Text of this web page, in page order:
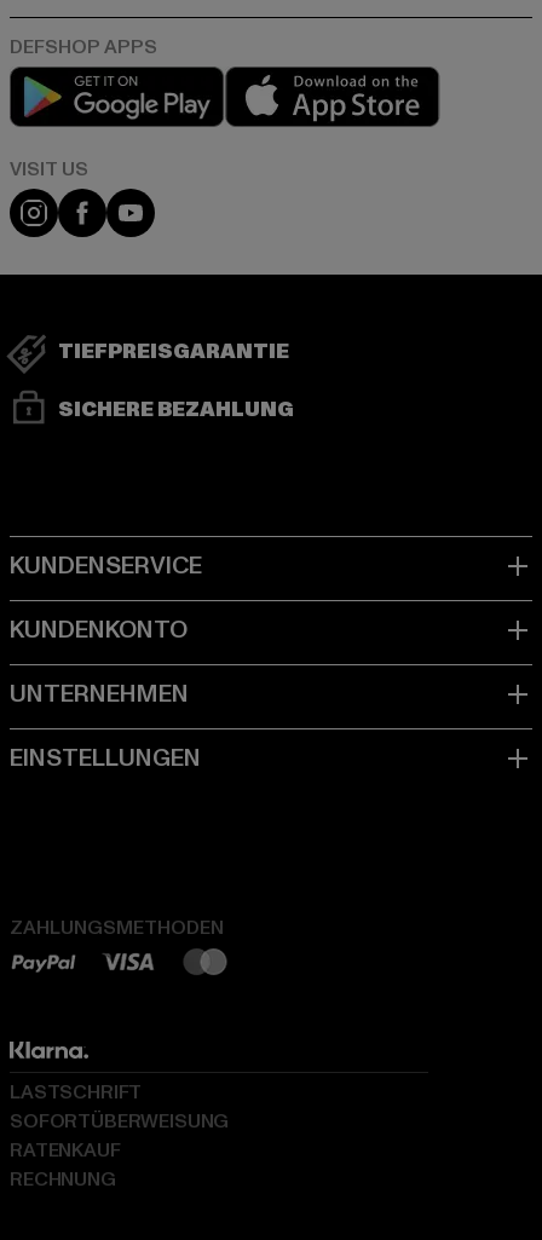
Play market
Visit our Instagram page:
Visit our Facebook page:
Visit our YouTube channel:
TIEFPREISGARANTIE
SICHERE BEZAHLUNG
ZAHLUNGSMETHODEN
LASTSCHRIFT
SOFORTÜBERWEISUNG
RATENKAUF
RECHNUNG